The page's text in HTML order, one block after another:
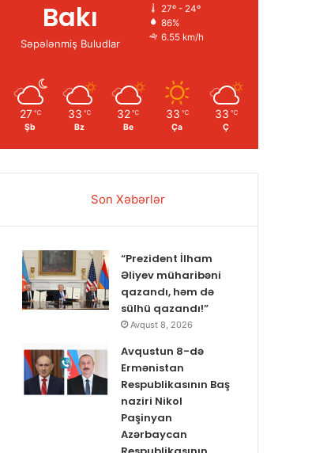
Bakı
Səpələnmiş Buludlar
27º - 24º
86%
6.55 km/h
27 ℃
Şb
33 ℃
Bz
32 ℃
Be
33 ℃
Ça
33 ℃
Ç
Son Xəbərlər
“Prezident İlham
Əliyev müharibəni
qazandı, həm də
sülhü qazandı!”
Avqust 8, 2026
Avqustun 8-də
Ermənistan
Respublikasının Baş
naziri Nikol
Paşinyan
Azərbaycan